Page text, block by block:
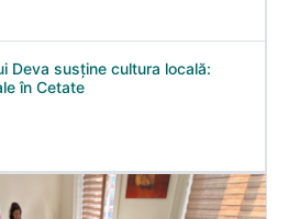
Deva susține cultura locală:
în Cetate